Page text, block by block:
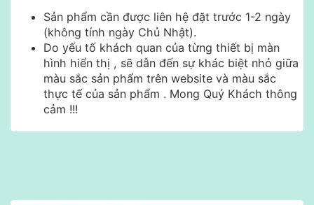
Sản phẩm cần được liên hệ đặt trước 1-2 ngày
(không tính ngày Chủ Nhật).
Do yếu tố khách quan của từng thiết bị màn
hình hiển thị , sẽ dẫn đến sự khác biệt nhỏ giữa
màu sắc sản phẩm trên website và màu sắc
thực tế của sản phẩm . Mong Quý Khách thông
cảm !!!